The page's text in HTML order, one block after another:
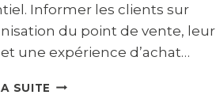
Informer les clients sur
du point de vente, leur
une expérience d’achat…
SUITE BIEN